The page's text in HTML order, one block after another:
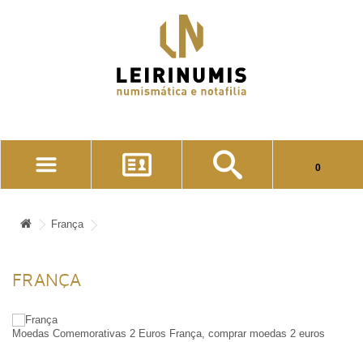
CONTA DE CLIENTE
ENTRAR (LOGIN)
REGISTE-SE
0
Seu carrinho está vazio!
França
FRANÇA
Moedas Comemorativas 2 Euros França, comprar moedas 2 euros